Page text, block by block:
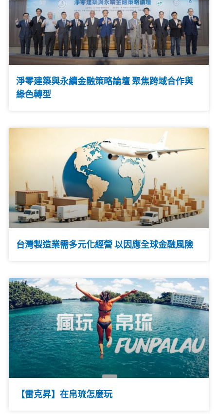
淨零建築與永續金融策略論壇 聚焦跨域合作與
綠色轉型
台灣製造業需多元化經營 以因應全球金融風險
【雷克昇】在帛琉怎麼玩